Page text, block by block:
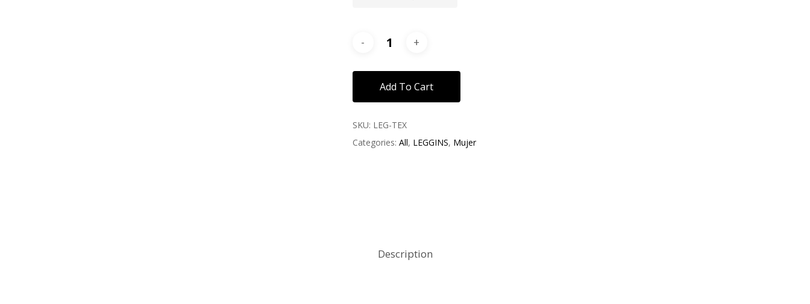
Add To Cart
SKU: LEG-TEX
Categories: All, LEGGINS, Mujer
Description